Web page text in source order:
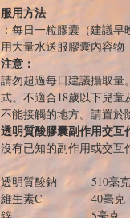
服用方法
：每日一粒膠囊（建議
用大量水送服膠囊內容物
注意：
請勿超過每日建議攝取量
式。不適合18歲以下兒
不能接觸的地方。請置於
透明質酸膠囊副作用交互
沒有已知的副作用或交互
透明質酸鈉
510毫克
維生素C
40毫克